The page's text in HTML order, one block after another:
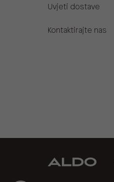
Uvjeti dostave
Kontaktirajte nas